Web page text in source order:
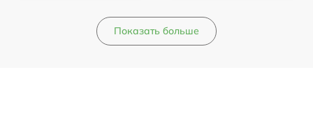
Показать больше